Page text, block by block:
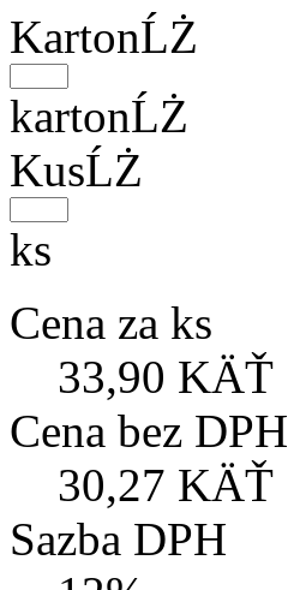
KartonĹŻ
kartonĹŻ
KusĹŻ
ks
Cena za ks
33,90 KÄŤ
Cena bez DPH
30,27 KÄŤ
Sazba DPH